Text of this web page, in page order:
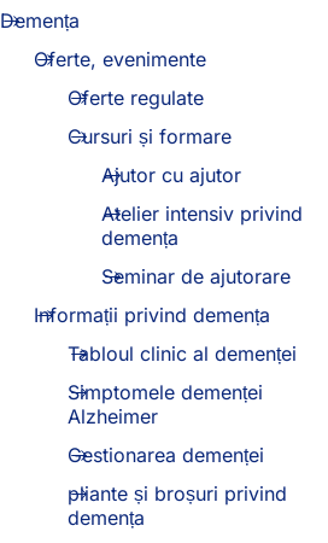
Demența
Oferte, evenimente
Oferte regulate
Cursuri și formare
Ajutor cu ajutor
Atelier intensiv privind
demența
Seminar de ajutorare
Informații privind demența
Tabloul clinic al demenței
Simptomele demenței
Alzheimer
Gestionarea demenței
pliante și broșuri privind
demența